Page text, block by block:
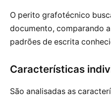
O perito grafotécnico
documento, comparando
padrões de escrita
Características
São analisadas as